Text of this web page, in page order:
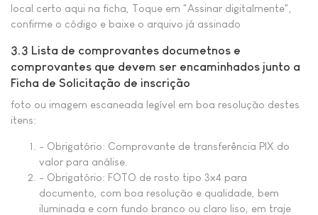
local certo aqui na ficha, Toque em "Assinar digitalmente",
confirme o código e baixe o arquivo já assinado
3.3 Lista de comprovantes documetnos e
comprovantes que devem ser encaminhados junto a
Ficha de Solicitação de inscrição
foto ou imagem escaneada legível em boa resolução destes
itens:
- Obrigatório: Comprovante de transferência PIX do
valor para análise.
- Obrigatório: FOTO de rosto tipo 3x4 para
documento, com boa resolução e qualidade, bem
iluminada e com fundo branco ou claro liso, em traje